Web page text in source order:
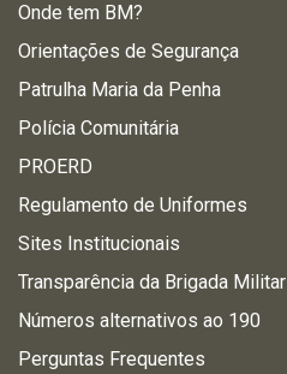
Onde tem BM?
Orientações de Segurança
Patrulha Maria da Penha
Polícia Comunitária
PROERD
Regulamento de Uniformes
Sites Institucionais
Transparência da Brigada Militar
Números alternativos ao 190
Perguntas Frequentes